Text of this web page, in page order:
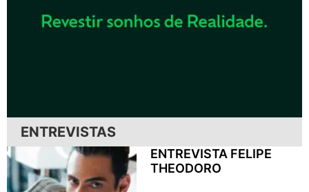
ENTREVISTAS
ENTREVISTA FELIPE
THEODORO